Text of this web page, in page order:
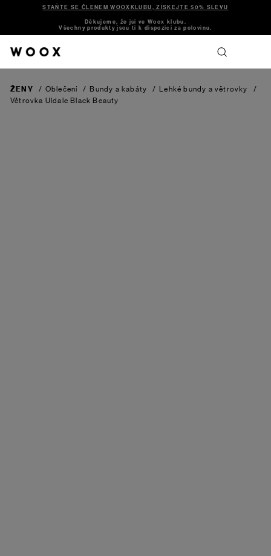
STAŇTE SE ČLENEM WOOXKLUBU, ZÍSKEJTE 50% SLEVU
Děkujeme, že jsi ve Woox klubu.
Všechny produkty jsou ti k dispozici za polovinu.
ŽENY / Oblečení / Bundy a kabáty / Lehké bundy a větrovky
/
Větrovka Uldale Black Beauty